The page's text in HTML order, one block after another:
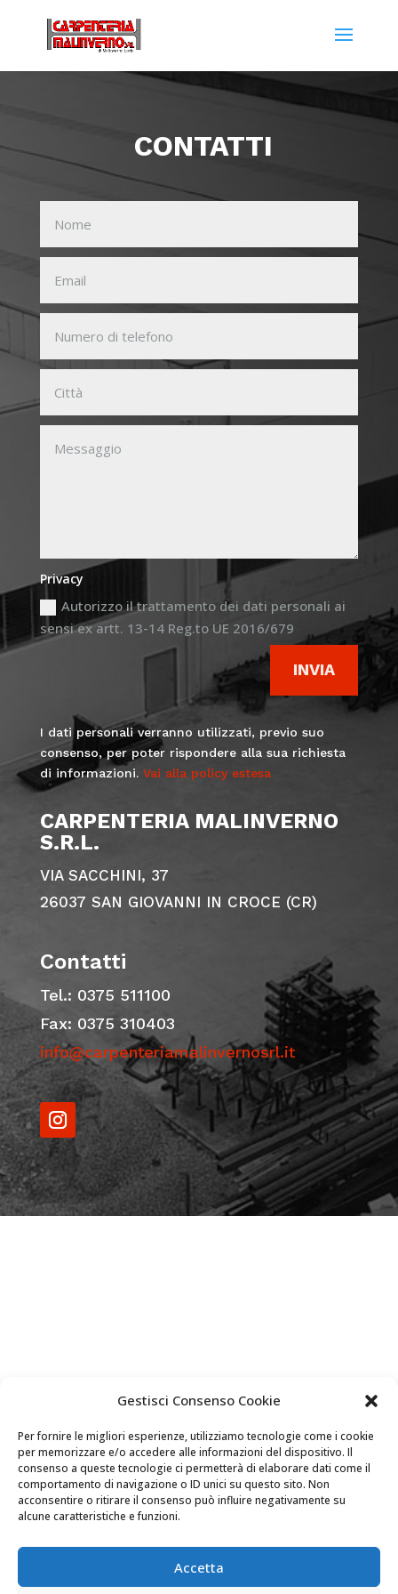
Gestisci Consenso Cookie
Per fornire le migliori esperienze, utilizziamo tecnologie come i cookie
per memorizzare e/o accedere alle informazioni del dispositivo. Il
consenso a queste tecnologie ci permetterà di elaborare dati come il
comportamento di navigazione o ID unici su questo sito. Non
acconsentire o ritirare il consenso può influire negativamente su
alcune caratteristiche e funzioni.
Accetta
CONTATTI
Privacy
Autorizzo il trattamento dei dati personali ai
sensi ex artt. 13-14 Reg.to UE 2016/679
INVIA
I dati personali verranno utilizzati, previo suo
consenso, per poter rispondere alla sua richiesta
di informazioni. Vai alla policy estesa
CARPENTERIA MALINVERNO
S.R.L.
VIA SACCHINI, 37
26037 SAN GIOVANNI IN CROCE (CR)
Contatti
Tel.: 0375 511100
Fax: 0375 310403
info@carpenteriamalinvernosrl.it